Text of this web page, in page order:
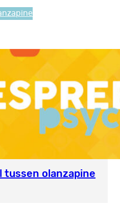
tussen olanzapine